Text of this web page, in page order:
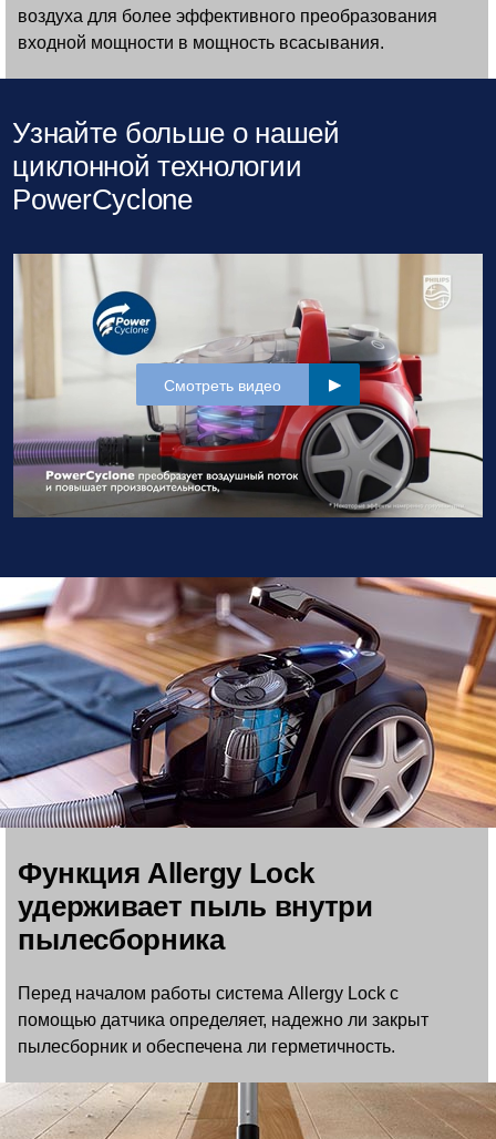
воздуха для более эффективного преобразования
входной мощности в мощность всасывания.
Узнайте больше о нашей
циклонной технологии
PowerCyclone
Смотреть видео
Функция Allergy Lock
удерживает пыль внутри
пылесборника
Перед началом работы система Allergy Lock с
помощью датчика определяет, надежно ли закрыт
пылесборник и обеспечена ли герметичность.